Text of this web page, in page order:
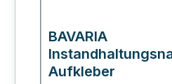
BAVARIA
Aufkleber